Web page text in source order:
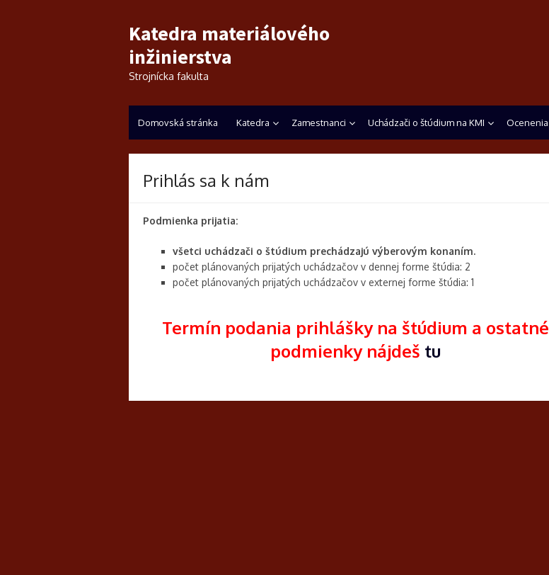
Katedra materiálového
inžinierstva
Strojnícka fakulta
Domovská stránka Katedra Zamestnanci Uchádzači o štúdium na KMI Ocenenia
Prihlás sa k nám
Podmienka prijatia:
všetci uchádzači o štúdium prechádzajú výberovým konaním.
počet plánovaných prijatých uchádzačov v dennej forme štúdia: 2
počet plánovaných prijatých uchádzačov v externej forme štúdia: 1
Termín podania prihlášky na štúdium a ostatné
podmienky nájdeš tu